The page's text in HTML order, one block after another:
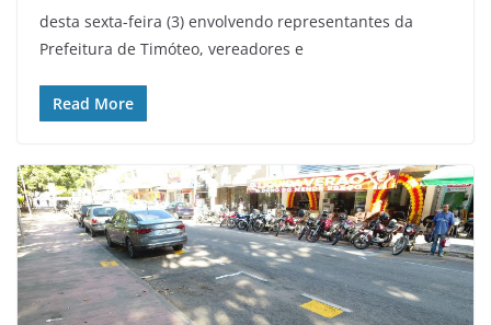
desta sexta-feira (3) envolvendo representantes da
Prefeitura de Timóteo, vereadores e
Read More